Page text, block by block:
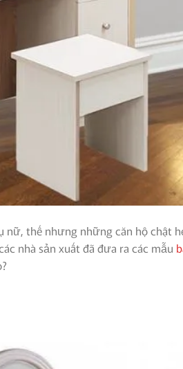
nữ, thế nhưng những căn hộ chật
nhà sản xuất đã đưa ra các mẫu